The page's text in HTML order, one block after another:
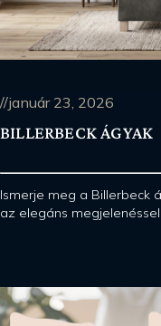
//január 23, 2026
BILLERBECK ÁGYAK
Ismerje meg a Billerbeck
az elegáns